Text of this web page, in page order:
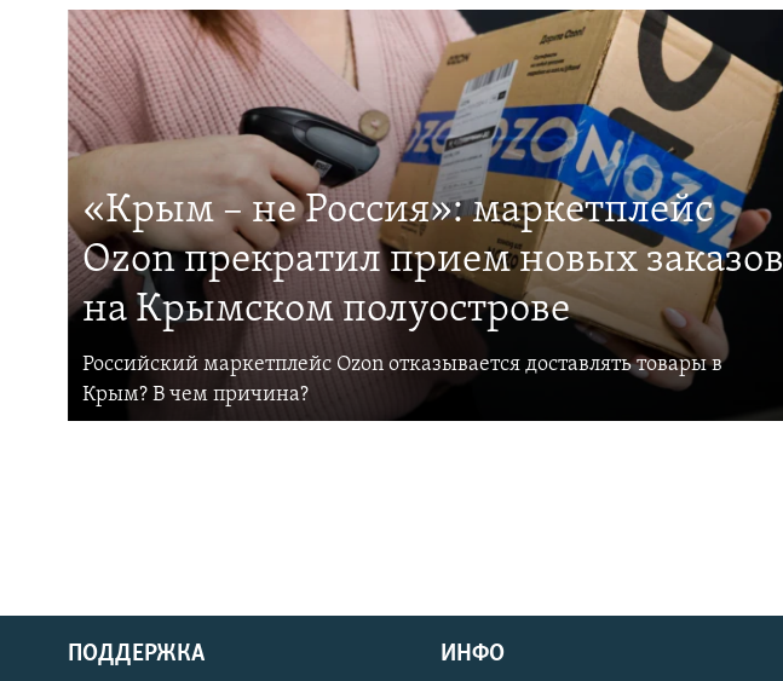
«Крым – не Россия»: маркетплейс
Ozon прекратил прием новых заказов
на Крымском полуострове
Российский маркетплейс Ozon отказывается доставлять товары в
Крым? В чем причина?
ПОДДЕРЖКА ИНФО